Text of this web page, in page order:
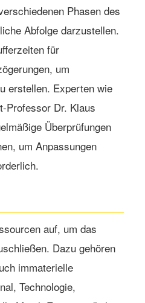
Phasen des
Abfolge darzustellen.
für
um
erstellen. Experten wie
Professor Dr. Klaus
Überprüfungen
um Anpassungen
auf, um das
Dazu gehören
immaterielle
Technologie,